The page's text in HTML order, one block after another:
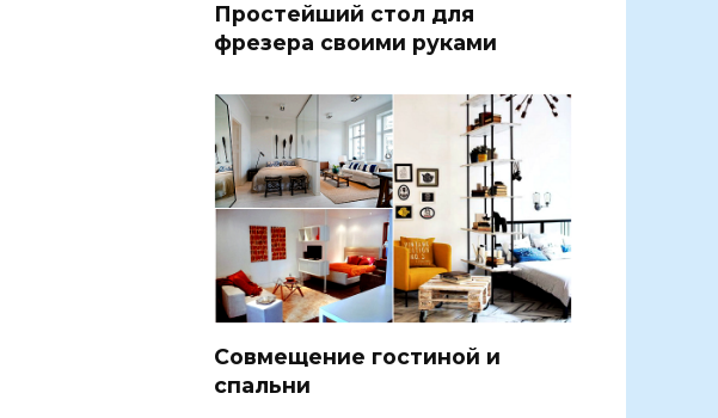
Простейший стол для
фрезера своими руками
Совмещение гостиной и
спальни